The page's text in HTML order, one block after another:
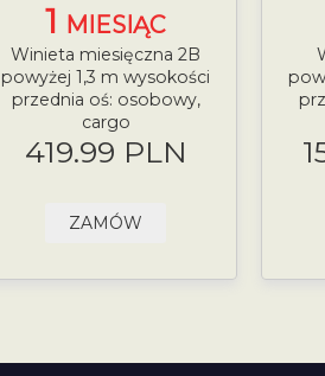
1 MIESIĄC
Winieta miesięczna 2B
powyżej 1,3 m wysokości
przednia oś: osobowy,
cargo
419.99 PLN
ZAMÓW